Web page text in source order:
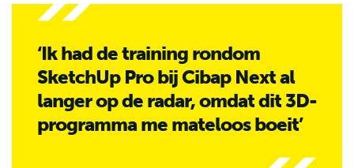
‘Ik had de training rondom
SketchUp Pro bij Cibap Next al
langer op de radar, omdat dit 3D-
programma me mateloos boeit’